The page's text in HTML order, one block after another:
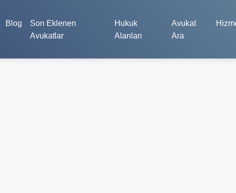
Blog
Son Eklenen
Avukatlar
Hukuk
Alanları
Avukat
Ara